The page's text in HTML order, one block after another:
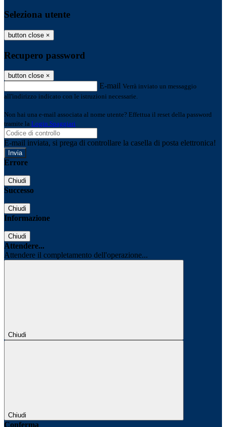
Seleziona utente
button close ×
Recupero password
button close ×
E-mail Verrà inviato un messaggio
all'indirizzo indicato con le istruzioni necessarie.
Non hai una e-mail associata al nome utente? Effettua il reset della password
tramite la Login Spaggiari
E-mail inviata, si prega di controllare la casella di posta elettronica!
Errore
Chiudi
Successo
Chiudi
Informazione
Chiudi
Attendere...
Attendere il completamento dell'operazione...
Chiudi
Chiudi
Conferma